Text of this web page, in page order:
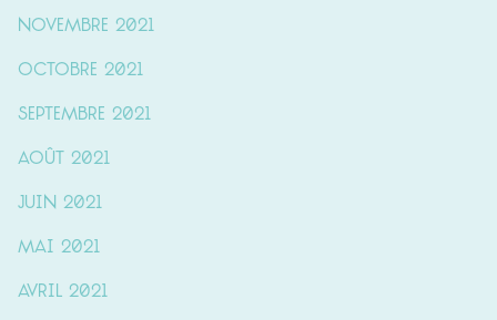
novembre 2021
octobre 2021
septembre 2021
août 2021
juin 2021
mai 2021
avril 2021